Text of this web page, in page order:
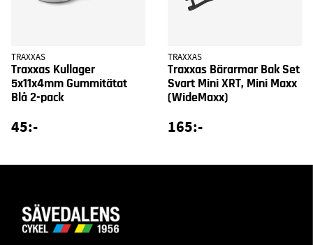
TRAXXAS
Traxxas Kullager
5x11x4mm Gummitätat
Blå 2-pack
45:-
TRAXXAS
Traxxas Bärarmar Bak Set
Svart Mini XRT, Mini Maxx
(WideMaxx)
165:-